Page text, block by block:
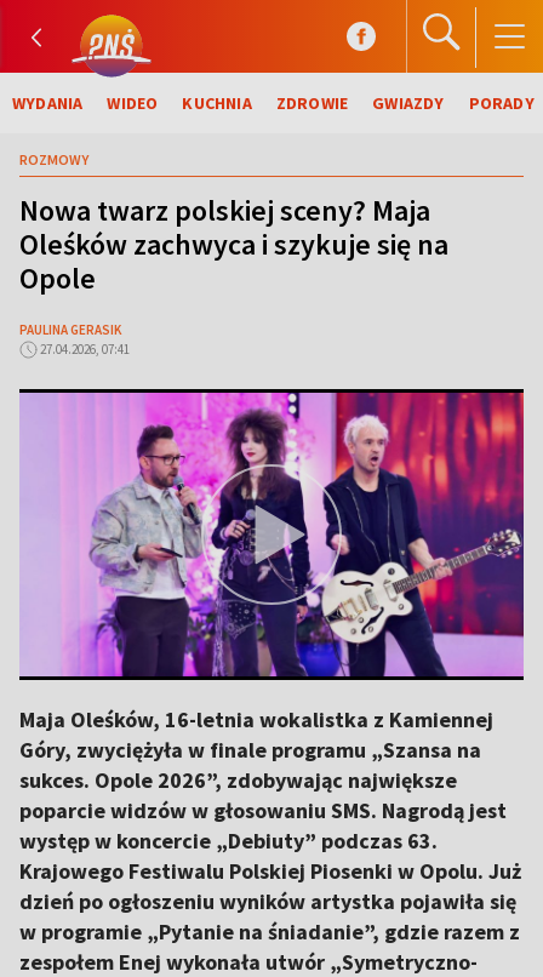
WYDANIA WIDEO KUCHNIA ZDROWIE GWIAZDY PORADY
ROZMOWY
Nowa twarz polskiej sceny? Maja
Oleśków zachwyca i szykuje się na
Opole
PAULINA GERASIK
27.04.2026, 07:41
Maja Oleśków, 16-letnia wokalistka z Kamiennej
Góry, zwyciężyła w finale programu „Szansa na
sukces. Opole 2026”, zdobywając największe
poparcie widzów w głosowaniu SMS. Nagrodą jest
występ w koncercie „Debiuty” podczas 63.
Krajowego Festiwalu Polskiej Piosenki w Opolu. Już
dzień po ogłoszeniu wyników artystka pojawiła się
w programie „Pytanie na śniadanie”, gdzie razem z
zespołem Enej wykonała utwór „Symetryczno-